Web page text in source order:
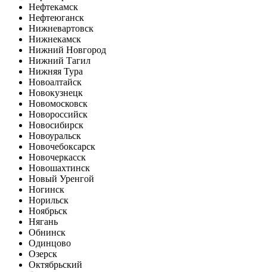
Нефтекамск
Нефтеюганск
Нижневартовск
Нижнекамск
Нижний Новгород
Нижний Тагил
Нижняя Тура
Новоалтайск
Новокузнецк
Новомосковск
Новороссийск
Новосибирск
Новоуральск
Новочебоксарск
Новочеркасск
Новошахтинск
Новый Уренгой
Ногинск
Норильск
Ноябрьск
Нягань
Обнинск
Одинцово
Озерск
Октябрьский